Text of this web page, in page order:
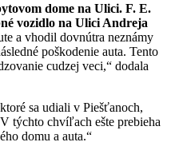
dome na Ulici. F. E.
vozidlo na Ulici Andreja
a vhodil dovnútra neznámy
poškodenie auta. Tento
cudzej veci,“ dodala
sa udiali v Piešťanoch,
týchto chvíľach ešte prebieha
domu a auta.“